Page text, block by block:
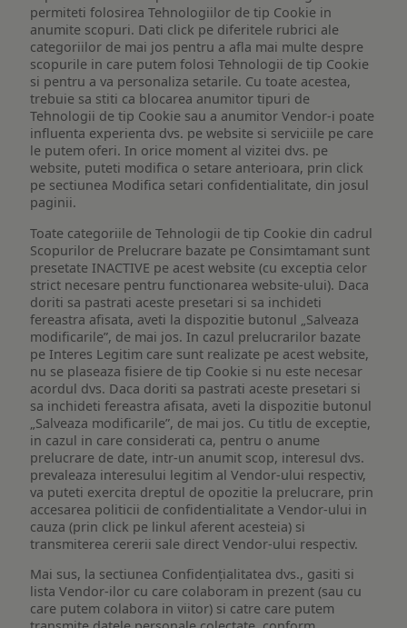
permiteti folosirea Tehnologiilor de tip Cookie in
anumite scopuri. Dati click pe diferitele rubrici ale
categoriilor de mai jos pentru a afla mai multe despre
scopurile in care putem folosi Tehnologii de tip Cookie
si pentru a va personaliza setarile. Cu toate acestea,
trebuie sa stiti ca blocarea anumitor tipuri de
Tehnologii de tip Cookie sau a anumitor Vendor-i poate
influenta experienta dvs. pe website si serviciile pe care
le putem oferi. In orice moment al vizitei dvs. pe
website, puteti modifica o setare anterioara, prin click
pe sectiunea Modifica setari confidentialitate, din josul
paginii.
Toate categoriile de Tehnologii de tip Cookie din cadrul
Scopurilor de Prelucrare bazate pe Consimtamant sunt
presetate INACTIVE pe acest website (cu exceptia celor
strict necesare pentru functionarea website-ului). Daca
doriti sa pastrati aceste presetari si sa inchideti
fereastra afisata, aveti la dispozitie butonul „Salveaza
modificarile”, de mai jos. In cazul prelucrarilor bazate
pe Interes Legitim care sunt realizate pe acest website,
nu se plaseaza fisiere de tip Cookie si nu este necesar
acordul dvs. Daca doriti sa pastrati aceste presetari si
sa inchideti fereastra afisata, aveti la dispozitie butonul
„Salveaza modificarile”, de mai jos. Cu titlu de exceptie,
in cazul in care considerati ca, pentru o anume
prelucrare de date, intr-un anumit scop, interesul dvs.
prevaleaza interesului legitim al Vendor-ului respectiv,
va puteti exercita dreptul de opozitie la prelucrare, prin
accesarea politicii de confidentialitate a Vendor-ului in
cauza (prin click pe linkul aferent acesteia) si
transmiterea cererii sale direct Vendor-ului respectiv.
Mai sus, la sectiunea Confidențialitatea dvs., gasiti si
lista Vendor-ilor cu care colaboram in prezent (sau cu
care putem colabora in viitor) si catre care putem